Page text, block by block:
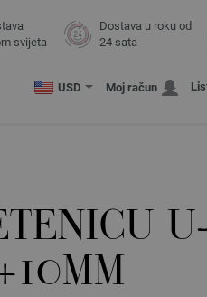
svijeta
Dostava u roku od
24 sata
USD Moj račun